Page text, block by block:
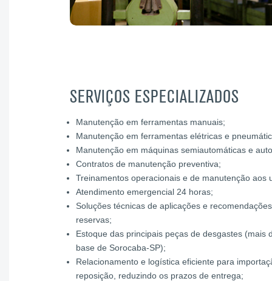
SERVIÇOS ESPECIALIZADOS
Manutenção em ferramentas manuais;
Manutenção em ferramentas elétricas e
Manutenção em máquinas semiautomáticas e
Contratos de manutenção preventiva;
Treinamentos operacionais e de manutenção aos
Atendimento emergencial 24 horas;
Soluções técnicas de aplicações e
reservas;
Estoque das principais peças de desgastes (mais
base de Sorocaba-SP);
Relacionamento e logística eficiente para
reposição, reduzindo os prazos de entrega;